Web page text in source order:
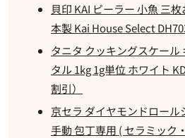
貝印 KAI ピーラー 小魚 三
本製 Kai House Select
タニタ クッキングスケール
タル 1kg 1g単位 ホワイト
割引）
京セラ ダイヤモンドロー
手動 包丁専用 ( セラミック